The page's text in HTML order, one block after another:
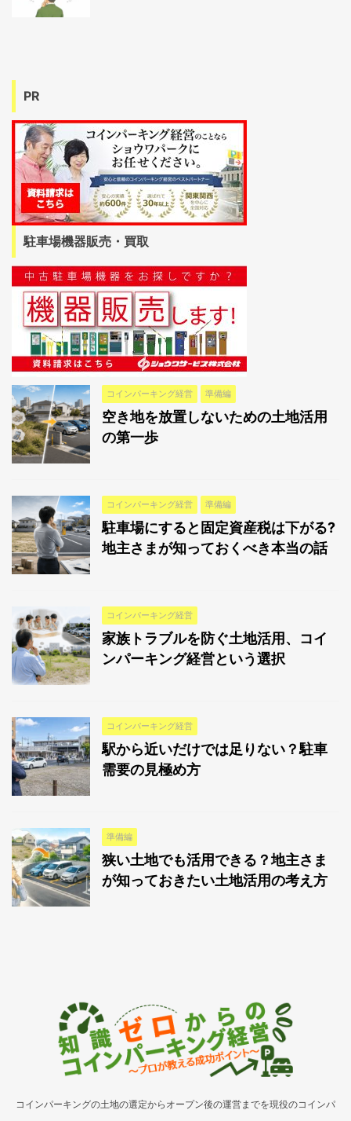
PR
駐車場機器販売・買取
コインパーキング経営 準備編
空き地を放置しないための土地活用
の第一歩
コインパーキング経営 準備編
駐車場にすると固定資産税は下がる?
地主さまが知っておくべき本当の話
コインパーキング経営
家族トラブルを防ぐ土地活用、コイ
ンパーキング経営という選択
コインパーキング経営
駅から近いだけでは足りない？駐車
需要の見極め方
準備編
狭い土地でも活用できる？地主さま
が知っておきたい土地活用の考え方
コインパーキングの土地の選定からオープン後の運営までを現役のコインパ